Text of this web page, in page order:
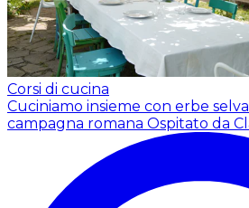
Corsi di cucina
Cuciniamo insieme con erbe
campagna romana Ospitato da